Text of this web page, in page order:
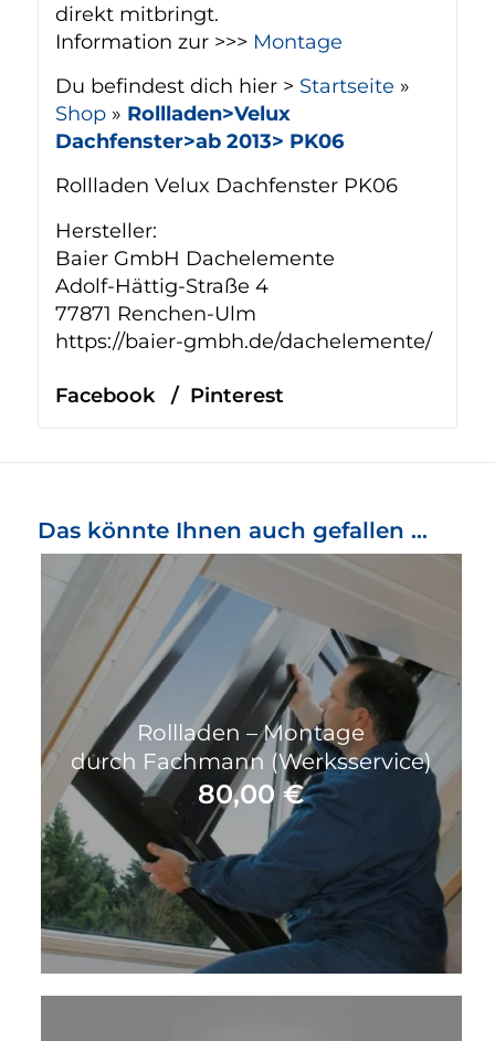
direkt mitbringt.
Information zur >>> Montage
Du befindest dich hier > Startseite »
Shop» Rollladen>Velux
Dachfenster>ab 2013> PK06
Rollladen Velux Dachfenster PK06
Hersteller:
Baier GmbH Dachelemente
Adolf-Hättig-Straße 4
77871 Renchen-Ulm
https://baier-gmbh.de/dachelemente/
Facebook/ Pinterest
Das könnte Ihnen auch gefallen …
Rollladen – Montage
durch Fachmann (Werksservice)
80,00€